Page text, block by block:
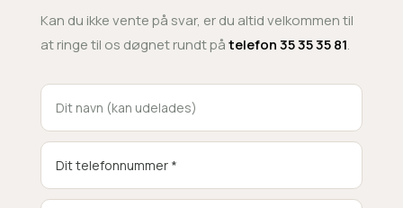
Kan du ikke vente på svar, er du altid velkommen til
at ringe til os døgnet rundt påtelefon 35 35 35 81.